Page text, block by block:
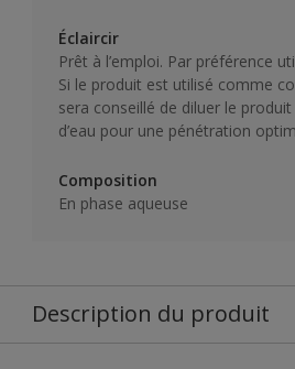
Éclaircir
Prêt à l’emploi. Par préférence
Si le produit est utilisé comme
sera conseillé de diluer le produit
d’eau pour une pénétration
Composition
En phase aqueuse
Description du produit